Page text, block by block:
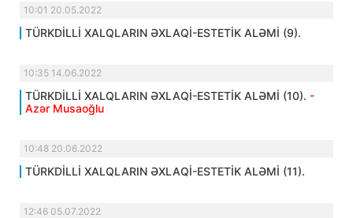
10:01 20.05.2022
TÜRKDİLLİ XALQLARIN ƏXLAQİ-ESTETİK ALƏMİ (9).
10:35 14.06.2022
TÜRKDİLLİ XALQLARIN ƏXLAQİ-ESTETİK ALƏMİ (10). -
Azər Musaoğlu
10:48 20.06.2022
TÜRKDİLLİ XALQLARIN ƏXLAQİ-ESTETİK ALƏMİ (11).
12:46 05.07.2022